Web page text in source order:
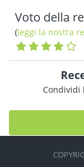
Voto della
(leggi la nostra
Condividi